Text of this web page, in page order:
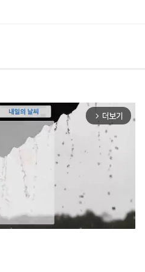
arrow_forward_ios 더보기